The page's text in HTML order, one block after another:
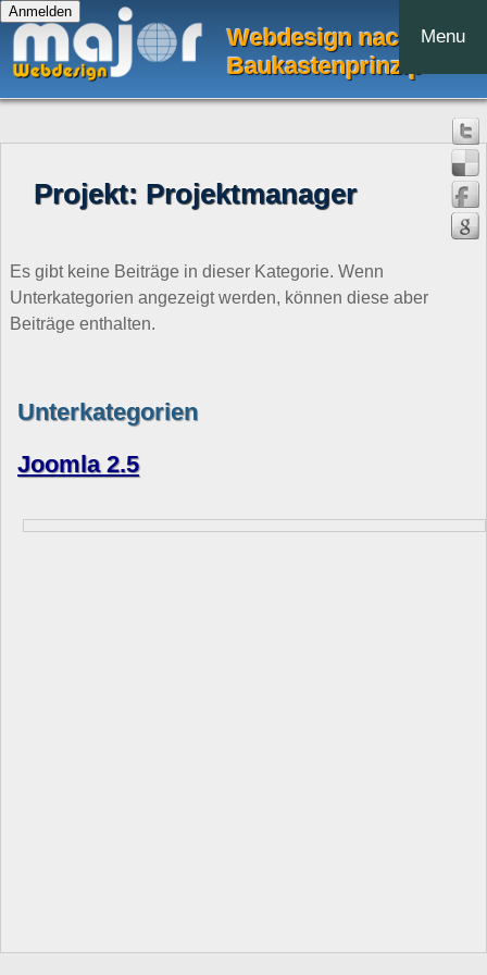
Webdesign nach dem
Baukastenprinzip
Menu
Projekt: Projektmanager
Es gibt keine Beiträge in dieser Kategorie. Wenn
Unterkategorien angezeigt werden, können diese aber
Beiträge enthalten.
Unterkategorien
Joomla 2.5